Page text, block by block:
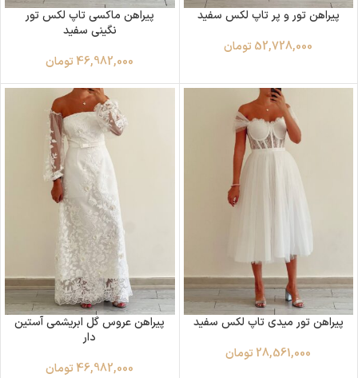
پیراهن تور و پر تاپ لکس سفید
52,728,000 تومان
پیراهن ماکسی تاپ لکس تور
نگینی سفید
46,982,000 تومان
پیراهن تور میدی تاپ لکس سفید
28,561,000 تومان
پیراهن عروس گل ابریشمی آستین
دار
46,982,000 تومان